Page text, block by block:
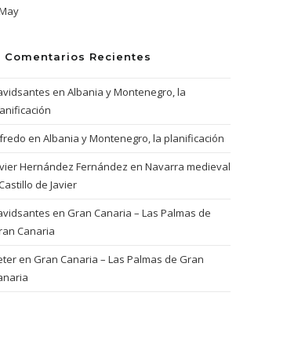
Comentarios Recientes
en Albania y Montenegro, la
en Albania y Montenegro, la planificación
Hernández Fernández en Navarra medieval
de Javier
en Gran Canaria – Las Palmas de
Canaria
en Gran Canaria – Las Palmas de Gran